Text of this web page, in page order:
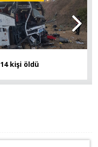
14 kişi öldü